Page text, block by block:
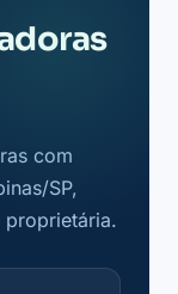
com
SP,
proprietária.